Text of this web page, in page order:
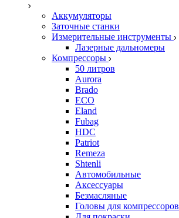
Аккумуляторы
Заточные станки
Измерительные инструменты
Лазерные дальномеры
Компрессоры
50 литров
Aurora
Brado
ECO
Eland
Fubag
HDC
Patriot
Remeza
Shtenli
Автомобильные
Аксессуары
Безмасляные
Головы для компрессоров